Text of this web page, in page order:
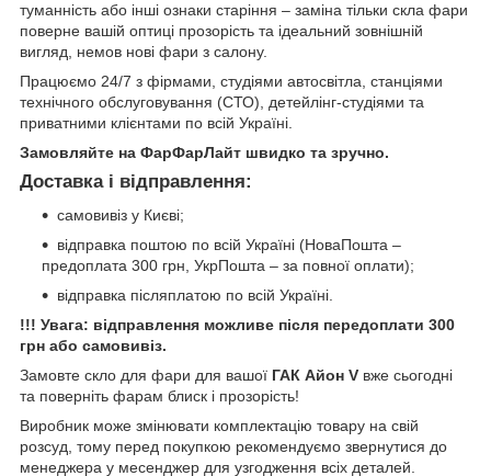
туманність або інші ознаки старіння – заміна тільки скла фари
поверне вашій оптиці прозорість та ідеальний зовнішній
вигляд, немов нові фари з салону.
Працюємо 24/7 з фірмами, студіями автосвітла, станціями
технічного обслуговування (СТО), детейлінг-студіями та
приватними клієнтами по всій Україні.
Замовляйте на ФарФарЛайт швидко та зручно.
Доставка і відправлення:
самовивіз у Києві;
відправка поштою по всій Україні (НоваПошта –
предоплата 300 грн, УкрПошта – за повної оплати);
відправка післяплатою по всій Україні.
!!! Увага: відправлення можливе після передоплати 300
грн або самовивіз.
Замовте скло для фари для вашої ГАК Айон V вже сьогодні
та поверніть фарам блиск і прозорість!
Виробник може змінювати комплектацію товару на свій
розсуд, тому перед покупкою рекомендуємо звернутися до
менеджера у месенджер для узгодження всіх деталей.